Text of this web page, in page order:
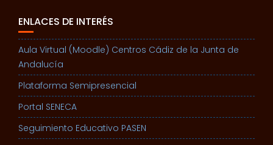
ENLACES DE INTERÉS
Aula Virtual (Moodle) Centros Cádiz de la Junta de
Andalucía
Plataforma Semipresencial
Portal SENECA
Seguimiento Educativo PASEN